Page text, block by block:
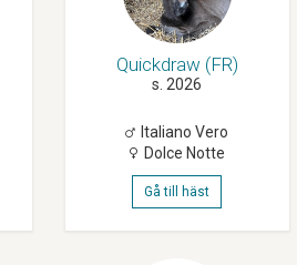
Quickdraw (FR)
s. 2026
Italiano Vero
Dolce Notte
Gå till häst